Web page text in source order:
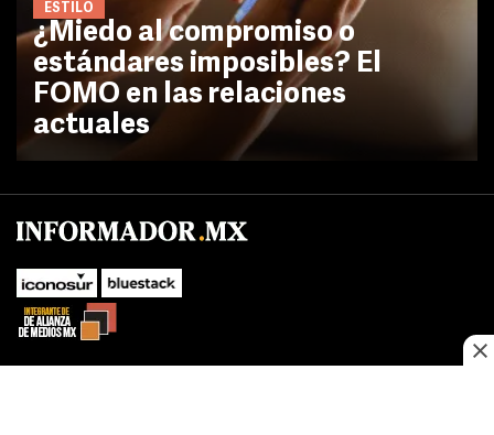
ESTILO
¿Miedo al compromiso o
estándares imposibles? El
FOMO en las relaciones
actuales